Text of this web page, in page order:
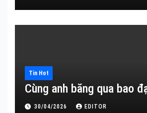
Tin Hot
Cùng anh băng qua bao
30/04/2026 EDITOR